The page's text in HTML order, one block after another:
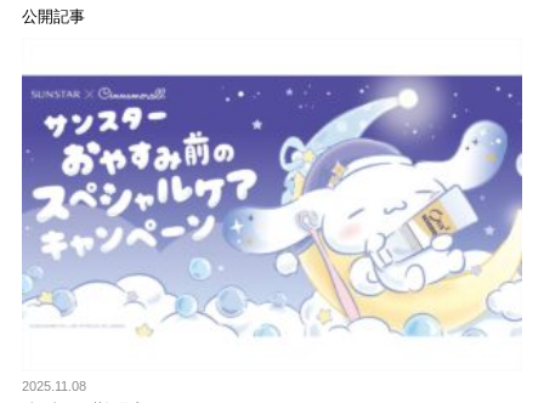
公開記事
2025.11.08